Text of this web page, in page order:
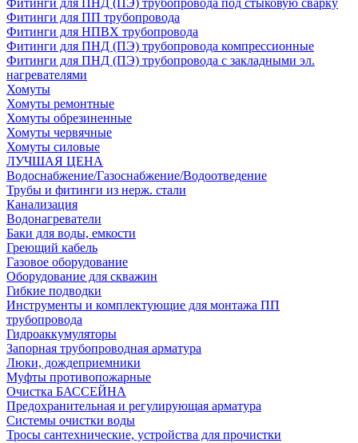
Фитинги для ПНД (ПЭ) трубопровода под стыковую сварку
Фитинги для ПП трубопровода
Фитинги для НПВХ трубопровода
Фитинги для ПНД (ПЭ) трубопровода компрессионные
Фитинги для ПНД (ПЭ) трубопровода с закладными эл.
нагревателями
Хомуты
Хомуты ремонтные
Хомуты обрезиненные
Хомуты червячные
Хомуты силовые
ЛУЧШАЯ ЦЕНА
Водоснабжение/Газоснабжение/Водоотведение
Трубы и фитинги из нерж. стали
Канализация
Водонагреватели
Баки для воды, емкости
Греющий кабель
Газовое оборудование
Оборудование для скважин
Гибкие подводки
Инструменты и комплектующие для монтажа ПП
трубопровода
Гидроаккумуляторы
Запорная трубопроводная арматура
Люки, дождеприемники
Муфты противопожарные
Очистка БАССЕЙНА
Предохранительная и регулирующая арматура
Системы очистки воды
Тросы сантехнические, устройства для прочистки